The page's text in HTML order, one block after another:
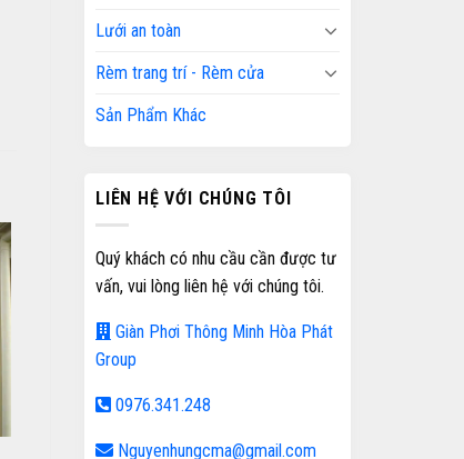
Lưới an toàn
Rèm trang trí - Rèm cửa
Sản Phẩm Khác
LIÊN HỆ VỚI CHÚNG TÔI
Quý khách có nhu cầu cần được tư
vấn, vui lòng liên hệ với chúng tôi.
Giàn Phơi Thông Minh Hòa Phát
Group
0976.341.248
Nguyenhungcma@gmail.com